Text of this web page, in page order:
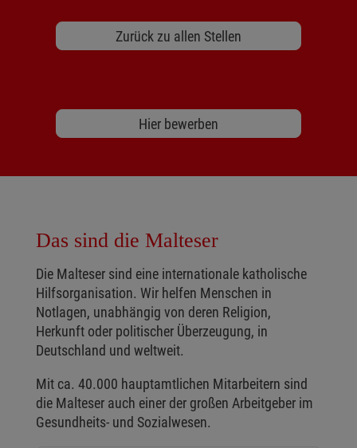
Zurück zu allen Stellen
Hier bewerben
Das sind die Malteser
Die Malteser sind eine internationale katholische
Hilfsorganisation. Wir helfen Menschen in
Notlagen, unabhängig von deren Religion,
Herkunft oder politischer Überzeugung, in
Deutschland und weltweit.
Mit ca. 40.000 hauptamtlichen Mitarbeitern sind
die Malteser auch einer der großen Arbeitgeber im
Gesundheits- und Sozialwesen.